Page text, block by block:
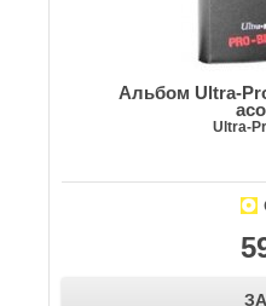
Альбом Ultra-
Ultra-